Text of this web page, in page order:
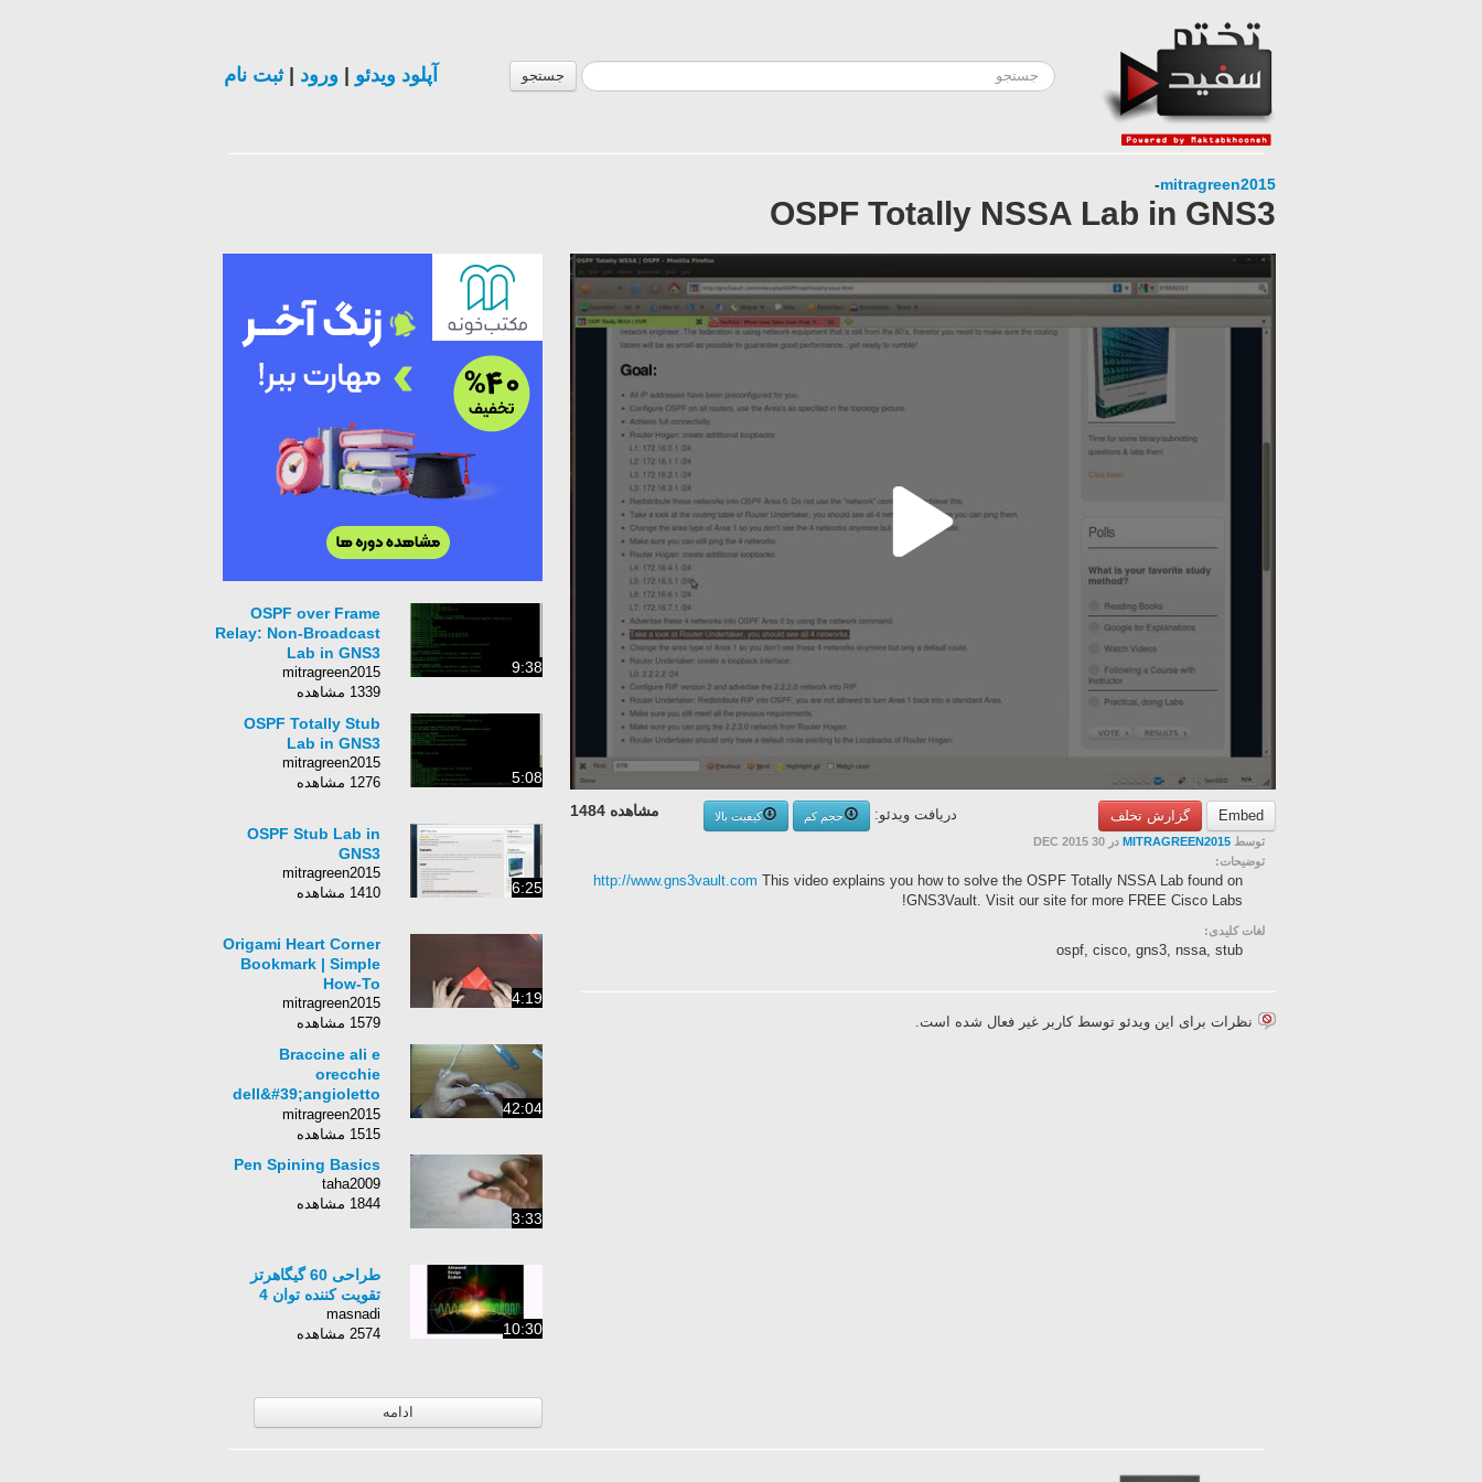
جستجو آپلود ویدئو ورود |ثبت نام
mitragreen2015
-
OSPF Totally NSSA Lab in GNS3
Embed گزارش تخلف مشاهده 1484 دریافت ویدئو: حجم کم
کیفیت بالا
توسط MITRAGREEN2015 در 30 DEC 2015
توضیحات:
http://www.gns3vault.com This video explains you how to solve the OSPF Totally NSSA Lab found on
GNS3Vault. Visit our site for more FREE Cisco Labs!
لغات کلیدی:
ospf, cisco, gns3, nssa, stub
نظرات برای این ویدئو توسط کاربر غیر فعال شده است.
9:38
OSPF over Frame
Relay: Non-Broadcast
Lab in GNS3
mitragreen2015
1339 مشاهده
5:08
OSPF Totally Stub
Lab in GNS3
mitragreen2015
1276 مشاهده
6:25
OSPF Stub Lab in
GNS3
mitragreen2015
1410 مشاهده
4:19
Origami Heart Corner
Bookmark | Simple
How-To
mitragreen2015
1579 مشاهده
42:04
Braccine ali e
orecchie
dell&#39;angioletto
Valentino
mitragreen2015
1515 مشاهده
3:33
Pen Spining Basics
taha2009
1844 مشاهده
10:30
طراحی 60 گیگاهرتز
تقویت کننده توان 4
masnadi
2574 مشاهده
ادامه